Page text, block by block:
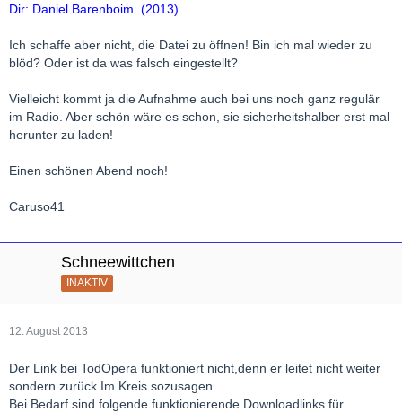
Dir: Daniel Barenboim. (2013).
Ich schaffe aber nicht, die Datei zu öffnen! Bin ich mal wieder zu
blöd? Oder ist da was falsch eingestellt?
Vielleicht kommt ja die Aufnahme auch bei uns noch ganz regulär
im Radio. Aber schön wäre es schon, sie sicherheitshalber erst mal
herunter zu laden!
Einen schönen Abend noch!
Caruso41
Schneewittchen
INAKTIV
12. August 2013
Der Link bei TodOpera funktioniert nicht,denn er leitet nicht weiter
sondern zurück.Im Kreis sozusagen.
Bei Bedarf sind folgende funktionierende Downloadlinks für